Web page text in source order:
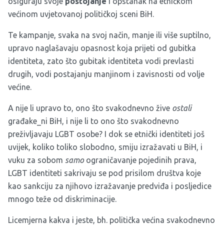
većinom uvjetovanoj političkoj sceni BiH.
Te kampanje, svaka na svoj način, manje ili više suptilno,
upravo naglašavaju opasnost koja prijeti od gubitka
identiteta, zato što gubitak identiteta vodi prevlasti
drugih, vodi postajanju manjinom i zavisnosti od volje
većine.
A nije li upravo to, ono što svakodnevno žive ostali
građake_ni BiH, i nije li to ono što svakodnevno
preživljavaju LGBT osobe? I dok se etnički identiteti još
uvijek, koliko toliko slobodno, smiju izražavati u BiH, i
vuku za sobom samo ograničavanje pojedinih prava,
LGBT identiteti sakrivaju se pod prisilom društva koje
kao sankciju za njihovo izražavanje predviđa i posljedice
mnogo teže od diskriminacije.
Licemjerna kakva i jeste, bh. politička većina svakodnevno